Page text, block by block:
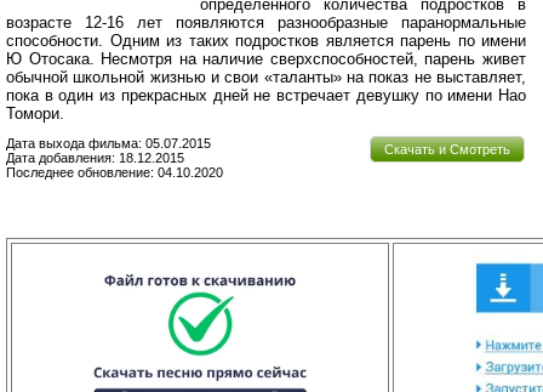
определенного количества подростков в
возрасте 12-16 лет появляются разнообразные паранормальные
способности. Одним из таких подростков является парень по имени
Ю Отосака. Несмотря на наличие сверхспособностей, парень живет
обычной школьной жизнью и свои «таланты» на показ не выставляет,
пока в один из прекрасных дней не встречает девушку по имени Нао
Томори.
Скачать и Смотреть
Дата выхода фильма: 05.07.2015
Дата добавления: 18.12.2015
Последнее обновление: 04.10.2020